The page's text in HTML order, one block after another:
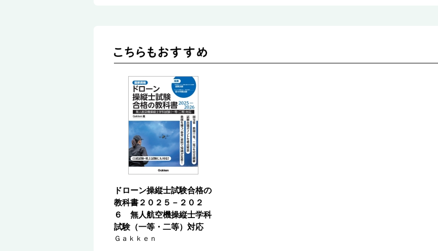
ドローン操縦士試験合格の
教科書２０２５－２０２
６ 無人航空機操縦士学科
試験（一等・二等）対応
Ｇａｋｋｅｎ